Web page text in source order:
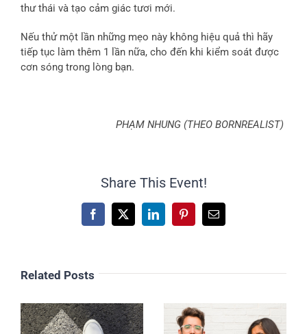
thư thái và tạo cảm giác tươi mới.
Nếu thử một lần những mẹo này không hiệu quả thì hãy
tiếp tục làm thêm 1 lần nữa, cho đến khi kiểm soát được
cơn sóng trong lòng bạn.
PHẠM NHUNG (THEO BORNREALIST)
Share This Event!
Facebook
X LinkedInPinterestEmail
Related Posts